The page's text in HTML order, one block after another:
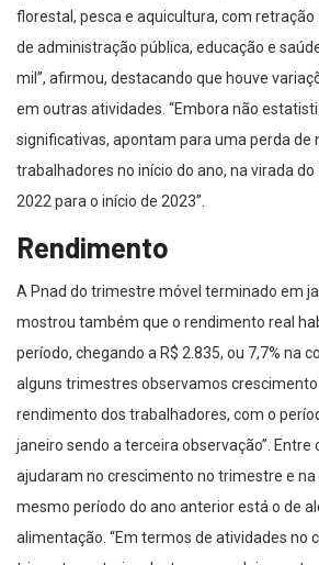
florestal, pesca e aquicultura, com retração
de administração pública, educação e
mil”, afirmou, destacando que houve
em outras atividades. “Embora não
significativas, apontam para uma perda de
trabalhadores no início do ano, na virada
2022 para o início de 2023”.
Rendimento
A Pnad do trimestre móvel terminado em
mostrou também que o rendimento real
período, chegando a R$ 2.835, ou 7,7% na
alguns trimestres observamos
rendimento dos trabalhadores, com o
janeiro sendo a terceira observação”. Entre
ajudaram no crescimento no trimestre e
mesmo período do ano anterior está o de
alimentação. “Em termos de atividades no